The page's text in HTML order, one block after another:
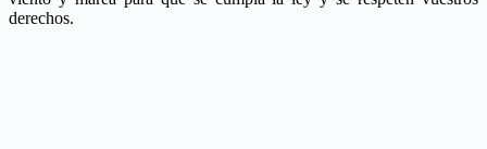
derechos.